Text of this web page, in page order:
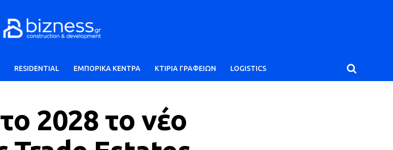
RESIDENTIAL ΕΜΠΟΡΙΚΑ ΚΕΝΤΡΑ ΚΤΙΡΙΑ ΓΡΑΦΕΙΩΝ LOGISTICS
2028 το νέο